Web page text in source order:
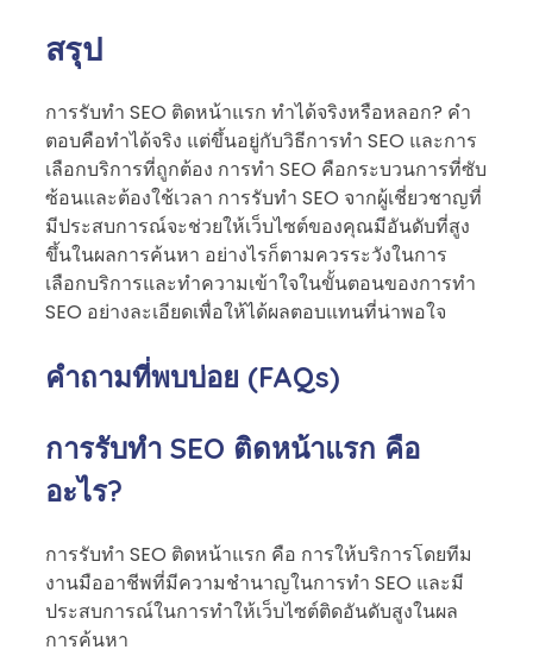
สรุป
การรับทำ SEO ติดหน้าแรก ทำได้จริงหรือหลอก? คำ
ตอบคือทำได้จริง แต่ขึ้นอยู่กับวิธีการทำ SEO และการ
เลือกบริการที่ถูกต้อง การทำ SEO คือกระบวนการที่ซับ
ซ้อนและต้องใช้เวลา การรับทำ SEO จากผู้เชี่ยวชาญที่
มีประสบการณ์จะช่วยให้เว็บไซต์ของคุณมีอันดับที่สูง
ขึ้นในผลการค้นหา อย่างไรก็ตามควรระวังในการ
เลือกบริการและทำความเข้าใจในขั้นตอนของการทำ
SEO อย่างละเอียดเพื่อให้ได้ผลตอบแทนที่น่าพอใจ
คำถามที่พบบ่อย (FAQs)
การรับทำ SEO ติดหน้าแรก คือ
อะไร?
การรับทำ SEO ติดหน้าแรก คือ การให้บริการโดยทีม
งานมืออาชีพที่มีความชำนาญในการทำ SEO และมี
ประสบการณ์ในการทำให้เว็บไซต์ติดอันดับสูงในผล
การค้นหา